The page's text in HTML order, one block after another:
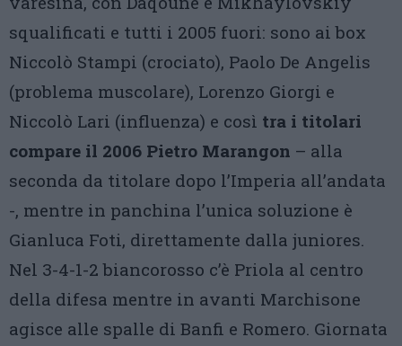
squalificati e tutti i 2005 fuori: sono ai box
Niccolò Stampi (crociato), Paolo De Angelis
(problema muscolare), Lorenzo Giorgi e
Niccolò Lari (influenza) e così tra i titolari
compare il 2006 Pietro Marangon – alla
seconda da titolare dopo l’Imperia all’andata
-, mentre in panchina l’unica soluzione è
Gianluca Foti, direttamente dalla juniores.
Nel 3-4-1-2 biancorosso c’è Priola al centro
della difesa mentre in avanti Marchisone
agisce alle spalle di Banfi e Romero. Giornata